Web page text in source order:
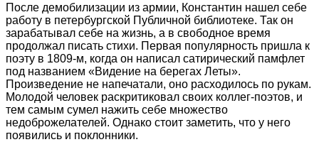
После демобилизации из армии, Константин нашел себе
работу в петербургской Публичной библиотеке. Так он
зарабатывал себе на жизнь, а в свободное время
продолжал писать стихи. Первая популярность пришла к
поэту в 1809-м, когда он написал сатирический памфлет
под названием «Видение на берегах Леты».
Произведение не напечатали, оно расходилось по рукам.
Молодой человек раскритиковал своих коллег-поэтов, и
тем самым сумел нажить себе множество
недоброжелателей. Однако стоит заметить, что у него
появились и поклонники.